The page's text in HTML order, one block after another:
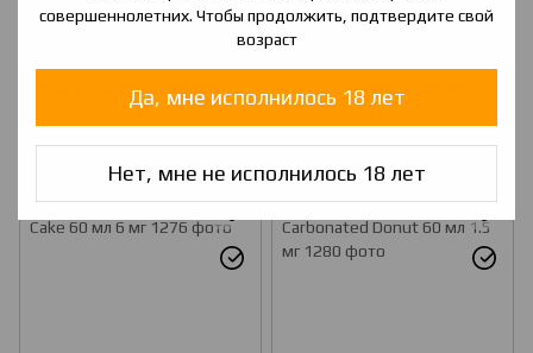
совершеннолетних. Чтобы продолжить, подтвердите свой
возраст
Да, мне исполнилось 18 лет
Нет, мне не исполнилось 18 лет
I'm Vape Bakery Strawberry
Cake 60 мл 1.5 мг
I'm Vape Bakery Strawberry
Cake 60 мл 3 мг